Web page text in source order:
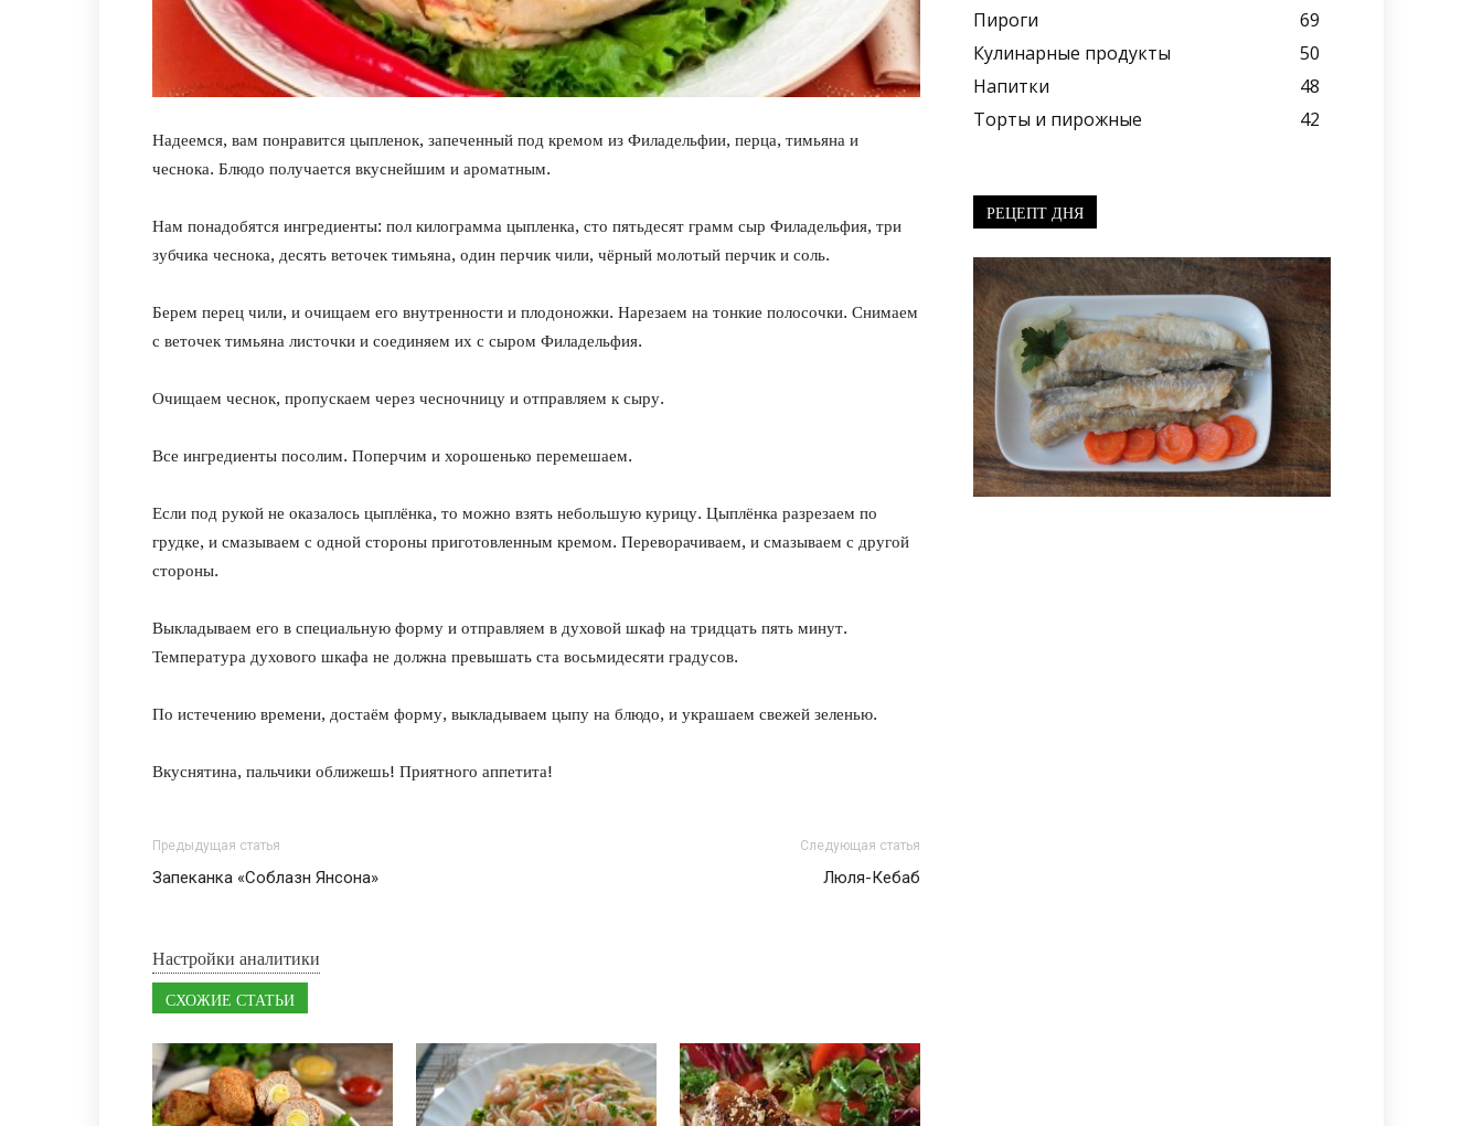
+
Надеемся, вам понравится цыпленок, запеченный под кремом из Филадельфии, перца, тимьяна и
чеснока. Блюдо получается вкуснейшим и ароматным.
Нам понадобятся ингредиенты: пол килограмма цыпленка, сто пятьдесят грамм сыр Филадельфия, три
зубчика чеснока, десять веточек тимьяна, один перчик чили, чёрный молотый перчик и соль.
Берем перец чили, и очищаем его внутренности и плодоножки. Нарезаем на тонкие полосочки. Снимаем
с веточек тимьяна листочки и соединяем их с сыром Филадельфия.
Очищаем чеснок, пропускаем через чесночницу и отправляем к сыру.
Все ингредиенты посолим. Поперчим и хорошенько перемешаем.
Если под рукой не оказалось цыплёнка, то можно взять небольшую курицу. Цыплёнка разрезаем по
грудке, и смазываем с одной стороны приготовленным кремом. Переворачиваем, и смазываем с другой
стороны.
Выкладываем его в специальную форму и отправляем в духовой шкаф на тридцать пять минут.
Температура духового шкафа не должна превышать ста восьмидесяти градусов.
По истечению времени, достаём форму, выкладываем цыпу на блюдо, и украшаем свежей зеленью.
Вкуснятина, пальчики оближешь! Приятного аппетита!
Предыдущая статья
Запеканка «Соблазн Янсона»
Следующая статья
Люля-Кебаб
Настройки аналитики
СХОЖИЕ СТАТЬИ
Пироги
69
Кулинарные продукты
50
Напитки
48
Торты и пирожные
42
РЕЦЕПТ ДНЯ